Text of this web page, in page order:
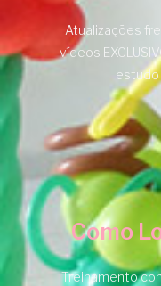
Atualizações
vídeos
estudo
Como
Treinamento